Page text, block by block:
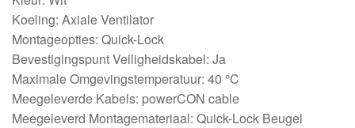
Koeling: Axiale Ventilator
Montageopties: Quick-Lock
Bevestigingspunt Veiligheidskabel: Ja
Maximale Omgevingstemperatuur: 40 °C
Meegeleverde Kabels: powerCON cable
Meegeleverd Montagemateriaal: Quick-Lock Beugel